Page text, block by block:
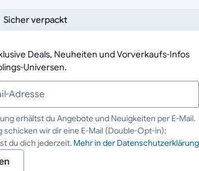
Sicher verpackt
Deals, Neuheiten und Vorverkaufs-Infos
Universen.
erhältst du Angebote und Neuigkeiten per E-Mail.
schicken wir dir eine E-Mail (Double-Opt-in);
du dich jederzeit. Mehr in der Datenschutzerklärung